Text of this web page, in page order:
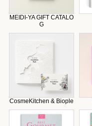
MEIDI-YA GIFT CATALO
G
CosmeKitchen & Biople